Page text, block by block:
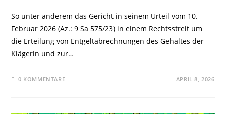
So unter anderem das Gericht in seinem Urteil vom 10.
Februar 2026 (Az.: 9 Sa 575/23) in einem Rechtsstreit um
die Erteilung von Entgeltabrechnungen des Gehaltes der
Klägerin und zur…
0 KOMMENTARE APRIL 8, 2026